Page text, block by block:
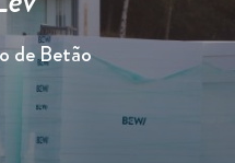
de Betão